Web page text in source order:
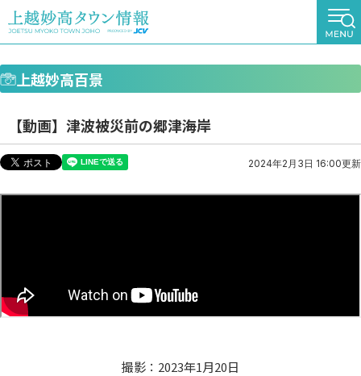
上越妙高百景
【動画】津波被災前の郷津海岸
2024年2月3日 16:00更新
撮影：2023年1月20日